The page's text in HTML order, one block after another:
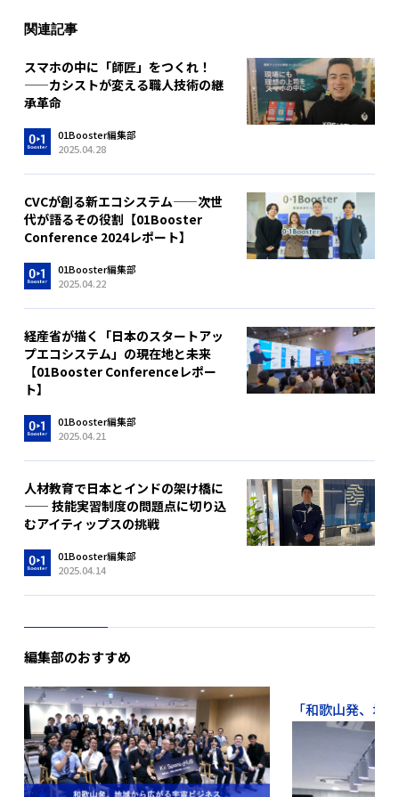
関連記事
スマホの中に「師匠」をつくれ！
——カシストが変える職人技術の継
承革命
01Booster編集部
2025.04.28
CVCが創る新エコシステム——次世
代が語るその役割【01Booster
Conference 2024レポート】
01Booster編集部
2025.04.22
経産省が描く「日本のスタートアッ
プエコシステム」の現在地と未来
【01Booster Conferenceレポー
ト】
01Booster編集部
2025.04.21
人材教育で日本とインドの架け橋に
—— 技能実習制度の問題点に切り込
むアイティップスの挑戦
01Booster編集部
2025.04.14
編集部のおすすめ
「和歌山発、地